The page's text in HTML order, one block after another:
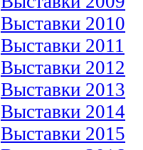
Выставки 2010
Выставки 2011
Выставки 2012
Выставки 2013
Выставки 2014
Выставки 2015